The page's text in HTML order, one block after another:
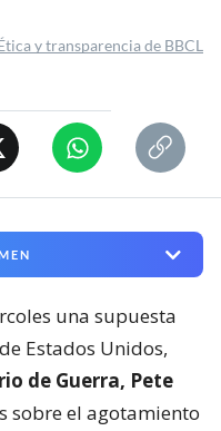
y transparencia de BBCL
una supuesta
Estados Unidos,
de Guerra, Pete
sobre el agotamiento